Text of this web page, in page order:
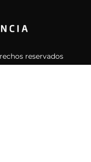
reservados